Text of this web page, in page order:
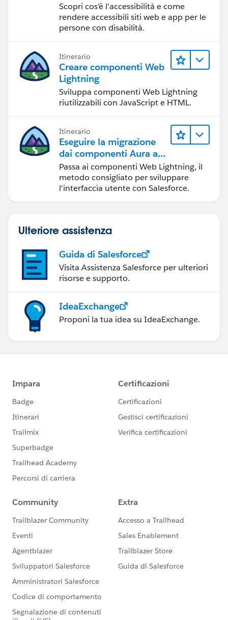
Scopri cos'è l'accessibilità e come
rendere accessibili siti web e app per le
persone con disabilità.
Itinerario
Creare componenti Web
Lightning
Sviluppa componenti Web Lightning
riutilizzabili con JavaScript e HTML.
Itinerario
Eseguire la migrazione
dai componenti Aura ai
componenti Web
Lightning
Passa ai componenti Web Lightning, il
metodo consigliato per sviluppare
l'interfaccia utente con Salesforce.
Ulteriore assistenza
Guida di Salesforce
Visita Assistenza Salesforce per ulteriori
risorse e supporto.
IdeaExchange
Proponi la tua idea su IdeaExchange.